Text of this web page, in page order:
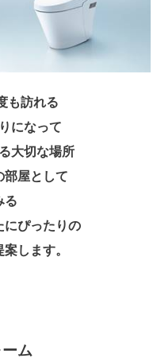
も訪れる
になって
大切な場所
屋として
る
ぴったりの
します。
ム